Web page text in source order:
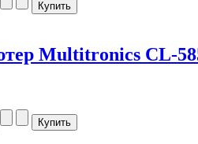
Multitronics CL-